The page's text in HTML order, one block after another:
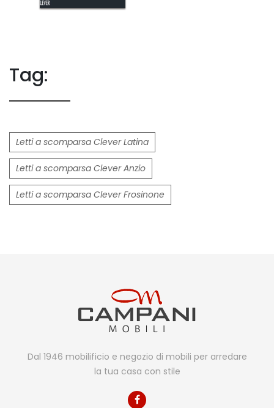
Tag:
Letti a scomparsa Clever Latina
Letti a scomparsa Clever Anzio
Letti a scomparsa Clever Frosinone
Dal 1946 mobilificio e negozio di mobili per arredare
la tua casa con stile